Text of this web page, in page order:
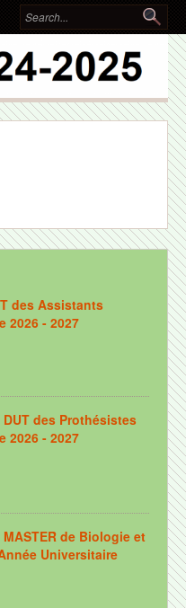
Search form
Buccal
des Assistants
2026 - 2027
DUT des Prothésistes
2026 - 2027
MASTER de Biologie et
Universitaire